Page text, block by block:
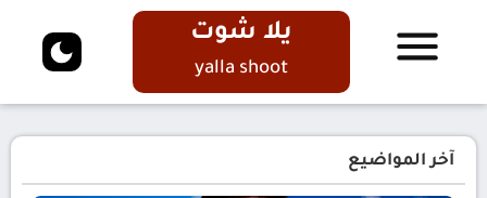
يلا شوت
yalla shoot
آخر المواضيع